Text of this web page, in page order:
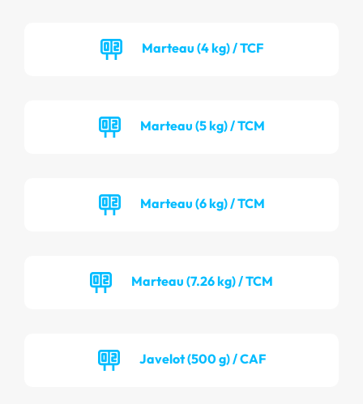
Marteau (4 kg) / TCF
Marteau (5 kg) / TCM
Marteau (6 kg) / TCM
Marteau (7.26 kg) / TCM
Javelot (500 g) / CAF